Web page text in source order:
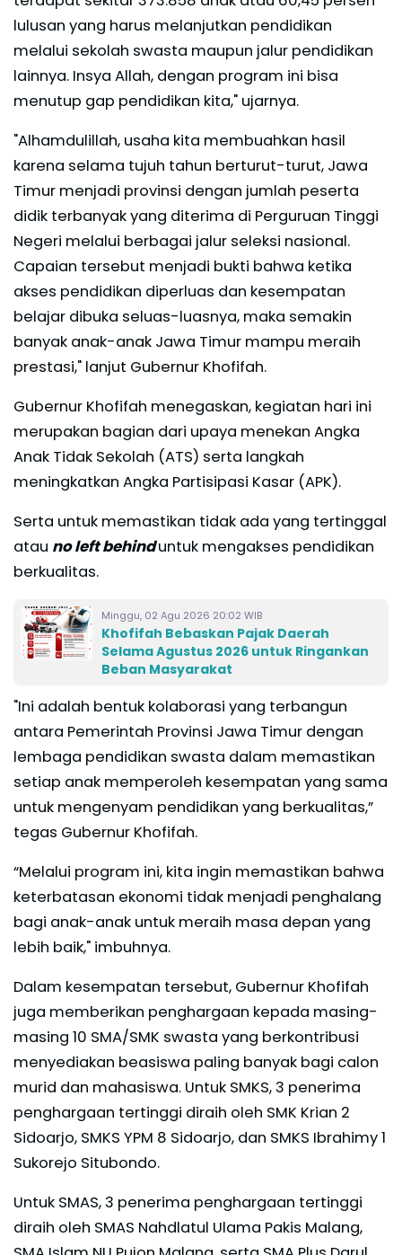
lulusan yang harus melanjutkan pendidikan
melalui sekolah swasta maupun jalur pendidikan
lainnya. Insya Allah, dengan program ini bisa
menutup gap pendidikan kita," ujarnya.
"Alhamdulillah, usaha kita membuahkan hasil
karena selama tujuh tahun berturut-turut, Jawa
Timur menjadi provinsi dengan jumlah peserta
didik terbanyak yang diterima di Perguruan Tinggi
Negeri melalui berbagai jalur seleksi nasional.
Capaian tersebut menjadi bukti bahwa ketika
akses pendidikan diperluas dan kesempatan
belajar dibuka seluas-luasnya, maka semakin
banyak anak-anak Jawa Timur mampu meraih
prestasi," lanjut Gubernur Khofifah.
Gubernur Khofifah menegaskan, kegiatan hari ini
merupakan bagian dari upaya menekan Angka
Anak Tidak Sekolah (ATS) serta langkah
meningkatkan Angka Partisipasi Kasar (APK).
Serta untuk memastikan tidak ada yang tertinggal
atau no left behinduntuk mengakses pendidikan
berkualitas.
Minggu, 02 Agu 2026 20:02 WIB
Khofifah Bebaskan Pajak Daerah
Selama Agustus 2026 untuk Ringankan
Beban Masyarakat
"Ini adalah bentuk kolaborasi yang terbangun
antara Pemerintah Provinsi Jawa Timur dengan
lembaga pendidikan swasta dalam memastikan
setiap anak memperoleh kesempatan yang sama
untuk mengenyam pendidikan yang berkualitas,”
tegas Gubernur Khofifah.
“Melalui program ini, kita ingin memastikan bahwa
keterbatasan ekonomi tidak menjadi penghalang
bagi anak-anak untuk meraih masa depan yang
lebih baik," imbuhnya.
Dalam kesempatan tersebut, Gubernur Khofifah
juga memberikan penghargaan kepada masing-
masing 10 SMA/SMK swasta yang berkontribusi
menyediakan beasiswa paling banyak bagi calon
murid dan mahasiswa. Untuk SMKS, 3 penerima
penghargaan tertinggi diraih oleh SMK Krian 2
Sidoarjo, SMKS YPM 8 Sidoarjo, dan SMKS Ibrahimy 1
Sukorejo Situbondo.
Untuk SMAS, 3 penerima penghargaan tertinggi
diraih oleh SMAS Nahdlatul Ulama Pakis Malang,